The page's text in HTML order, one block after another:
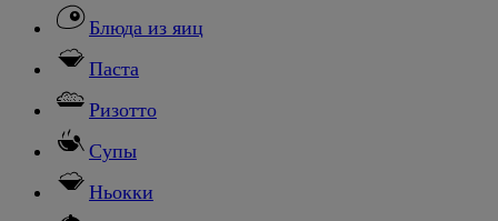
Блюда из яиц
Паста
Ризотто
Супы
Ньокки